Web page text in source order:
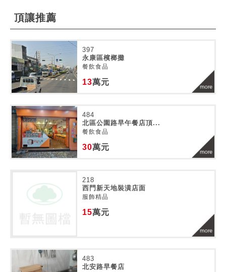
頂讓推薦
397
永康區檳榔攤
餐飲食品
13萬元
484
北區公園路早午餐店頂...
餐飲食品
30萬元
218
西門新天地裝潢店面
服飾精品
15萬元
483
北安路早餐店